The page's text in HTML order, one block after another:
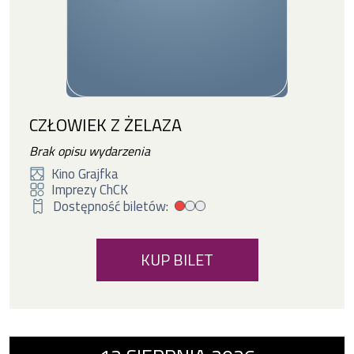
CZŁOWIEK Z ŻELAZA
Brak opisu wydarzenia
Kino Grajfka
Imprezy ChCK
Dostępność biletów:
Mała dostępność biletów
KUP BILET
Wydarzenie numer 5: O PSIE, KÓRY